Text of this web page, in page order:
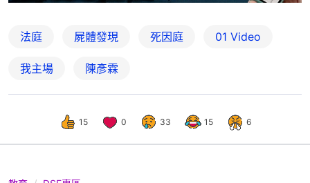
法庭 屍體發現 死因庭 01 Video
我主場 陳彥霖
15 0 33 15 6